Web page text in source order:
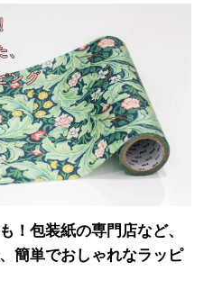
！包装紙の専門店など、
簡単でおしゃれなラッピ